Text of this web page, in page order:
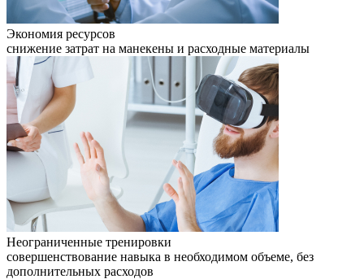
Экономия ресурсов
снижение затрат на манекены и расходные материалы
Неограниченные тренировки
совершенствование навыка в необходимом объеме, без
дополнительных расходов